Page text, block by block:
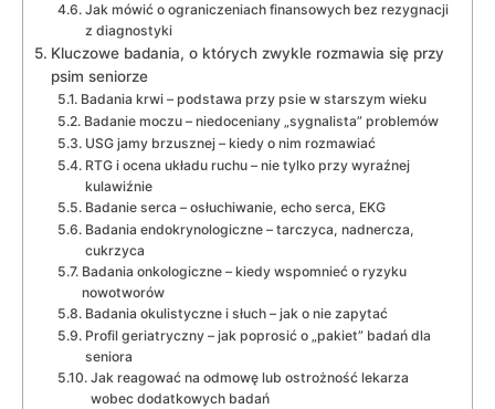
Jak mówić o ograniczeniach finansowych bez rezygnacji
z diagnostyki
Kluczowe badania, o których zwykle rozmawia się przy
psim seniorze
Badania krwi – podstawa przy psie w starszym wieku
Badanie moczu – niedoceniany „sygnalista” problemów
USG jamy brzusznej – kiedy o nim rozmawiać
RTG i ocena układu ruchu – nie tylko przy wyraźnej
kulawiźnie
Badanie serca – osłuchiwanie, echo serca, EKG
Badania endokrynologiczne – tarczyca, nadnercza,
cukrzyca
Badania onkologiczne – kiedy wspomnieć o ryzyku
nowotworów
Badania okulistyczne i słuch – jak o nie zapytać
Profil geriatryczny – jak poprosić o „pakiet” badań dla
seniora
Jak reagować na odmowę lub ostrożność lekarza
wobec dodatkowych badań